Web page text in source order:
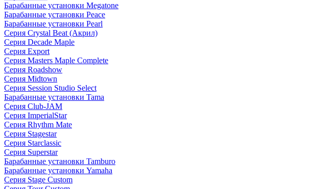
Барабанные установки Megatone
Барабанные установки Peace
Барабанные установки Pearl
Серия Crystal Beat (Акрил)
Серия Decade Maple
Серия Export
Серия Masters Maple Complete
Серия Roadshow
Серия Midtown
Серия Session Studio Select
Барабанные установки Tama
Серия Club-JAM
Серия ImperialStar
Серия Rhythm Mate
Серия Stagestar
Серия Starclassic
Серия Superstar
Барабанные установки Tamburo
Барабанные установки Yamaha
Серия Stage Custom